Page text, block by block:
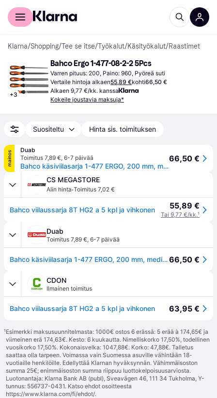
Kuluttajille
Klarna/Shopping/Tee se itse/Työkalut/Käsityökalut/Raastimet
+3
Bahco Ergo 1-477-08-2-2 5Pcs
Varren pituus: 200, Paino: 960, Pyöreä suti
Vertaile hintoja alkaen55,89 €kohti66,50 €
Alkaen 9,77 €/kk. kanssa
Kokeile joustavia maksuja*
Suositeltu Hinta sis. toimituksen
mainos
Duab
Toimitus 7,89 €, 6-7 päivää
Bahco käsiviilasarja 1-477 ERGO, 200 mm, medium, 5 osaa
66,50 €
CS MEGASTORE
Alin hinta·Toimitus 7,02 €
Bahco viilaussarja 8T HG2 a 5 kpl ja vihkonen 55,89 €
Tai 9,77 €/kk.¹
Duab
Toimitus 7,89 €, 6-7 päivää
Bahco käsiviilasarja 1-477 ERGO, 200 mm, medium, 5 osaa66,50 €
CDON
Ilmainen toimitus
Bahco viilaussarja 8T HG2 a 5 kpl ja vihkonen 63,95 €
¹Esimerkki maksusuunnitelmasta: 1000€ ostos 6 erässä: 5 erää à 174,65€ ja
viimeinen erä 174,63€. Kesto: 6 kuukautta. Nimelliskorko 17,50%, todellinen
vuosikorko 17,50%. Kokonaisvelka: 1047,88€. Korko: 47,88€. Talletus
saattaa olla tarpeen. Voimassa vain Suomessa asuville vähintään 18-
vuotiaille henkilöille. Edellyttää Klarnan hyväksynnän. Vähimmäisoston
summa 25€; enimmäisoston summa riippuu luottokelpoisuusarviosta.
Luotonantaja: Klarna Bank AB (publ), Sveavägen 46, 111 34 Tukholma, Y-
tunnus: 556737-0431. Katso ehdot osoitteesta
https://www.klarna.com/fi/ehdot/.